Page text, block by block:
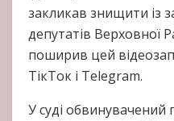
закликав знищити із
депутатів Верховної
поширив цей
ТікТок і Telegram.
У суді